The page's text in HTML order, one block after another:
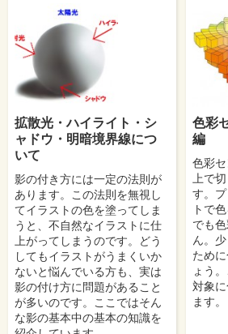
拡散光・ハイライト・シ
ャドウ・明暗境界線につ
いて
影の付き方には一定の法則が
あります。この法則を無視し
てイラストの色を塗ってしま
うと、不自然なイラストに仕
上がってしまうのです。どう
してもイラストがうまくいか
ないと悩んでいる方も、実は
影の付け方に問題があること
が多いのです。ここではそん
な影の基本中の基本の知識を
色彩
編
色彩
上で
す。
トで
でも
ん。
ため
ょう
対象
ます。